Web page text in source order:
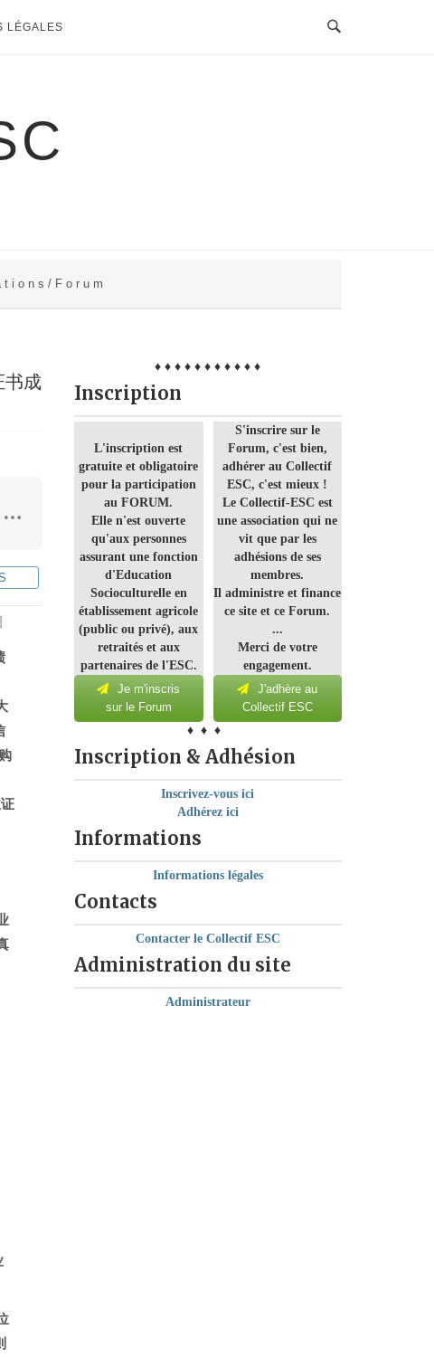
LÉGALES
t i o n s / F o r u m
成
♦ ♦ ♦ ♦ ♦ ♦ ♦ ♦ ♦ ♦ ♦
Inscription
L'inscription est
gratuite et obligatoire
pour la participation
au FORUM.
Elle n'est ouverte
qu'aux personnes
assurant une fonction
d'Education
Socioculturelle en
établissement agricole
(public ou privé), aux
retraités et aux
partenaires de l'ESC.
Je m'inscris
sur le Forum
S'inscrire sur le
Forum, c'est bien,
adhérer au Collectif
ESC, c'est mieux !
Le Collectif-ESC est
une association qui ne
vit que par les
adhésions de ses
membres.
Il administre et finance
ce site et ce Forum.
...
Merci de votre
engagement.
J'adhère au
Collectif ESC
♦ ♦ ♦
Inscription & Adhésion
Inscrivez-vous ici
Adhérez ici
Informations
Informations légales
Contacts
Contacter le Collectif ESC
Administration du site
Administrateur